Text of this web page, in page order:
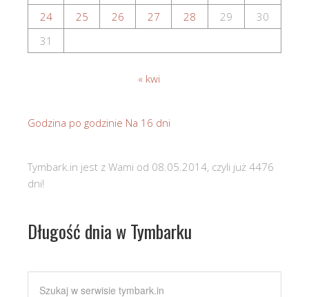
24
25 26 27 28 29
30
31
« kwi
Godzina po godzinie Na 16 dni
Tymbark.in jest z Wami od 08.05.2014, czyli już 4476
dni!
Długość dnia w Tymbarku